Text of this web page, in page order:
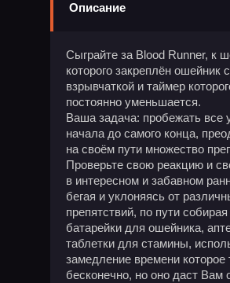
Описание
Сыграйте за Blood Runner, к
которого закреплён ошейник
взрывчаткой и таймер
постоянно уменьшается.
Ваша задача: пробежать все
начала до самого конца,
на своём пути множество
Проверьте свою реакцию и
в интересном и забавном
бегая и уклоняясь от
препятствий, по пути собирая
батарейки для ошейника,
таблетки для стамины,
замедление времени которое
бесконечно, но оно даст Вам